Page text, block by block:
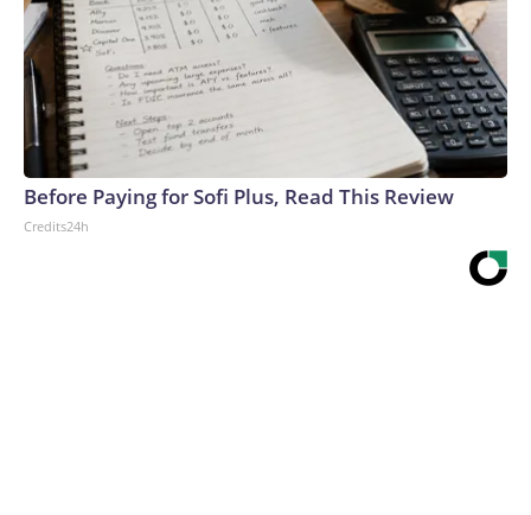
Before Paying for Sofi Plus, Read This Review
Credits24h